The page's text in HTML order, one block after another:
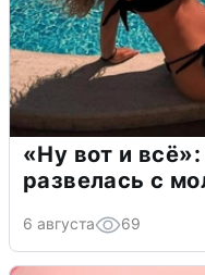
«Ну вот и
развелась с
6 августа 69